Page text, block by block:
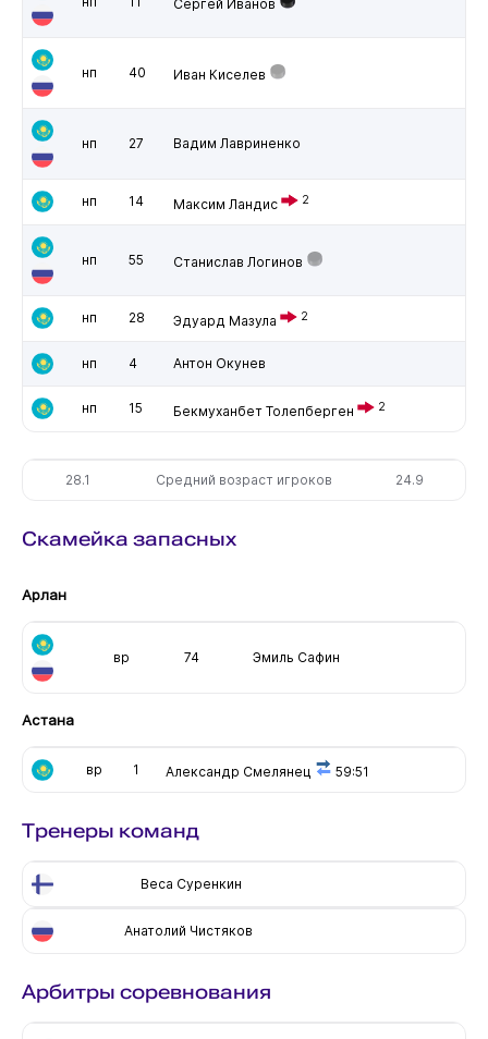
Сергей Иванов
нп 40 Иван Киселев
нп 27 Вадим Лавриненко
нп 14 Максим Ландис 2
нп 55 Станислав Логинов
нп 28 Эдуард Мазула 2
нп 4 Антон Окунев
нп 15 Бекмуханбет Толепберген 2
28.1 Средний возраст игроков 24.9
Скамейка запасных
Арлан
вр 74 Эмиль Сафин
Астана
вр 1 Александр Смелянец 59:51
Тренеры команд
Веса Суренкин
Анатолий Чистяков
Арбитры соревнования